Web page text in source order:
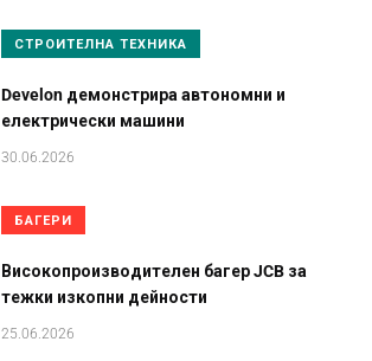
СТРОИТЕЛНА ТЕХНИКА
Develon демонстрира автономни и
електрически машини
30.06.2026
БАГЕРИ
Високопроизводителен багер JCB за
тежки изкопни дейности
25.06.2026